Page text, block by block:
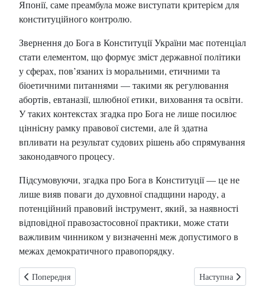
Японії, саме преамбула може виступати критерієм для
конституційного контролю.
Звернення до Бога в Конституції України має потенціал
стати елементом, що формує зміст державної політики
у сферах, пов’язаних із моральними, етичними та
біоетичними питаннями — такими як регулювання
абортів, евтаназії, шлюбної етики, виховання та освіти.
У таких контекстах згадка про Бога не лише посилює
ціннісну рамку правової системи, але й здатна
впливати на результат судових рішень або спрямування
законодавчого процесу.
Підсумовуючи, згадка про Бога в Конституції — це не
лише вияв поваги до духовної спадщини народу, а
потенційний правовий інструмент, який, за наявності
відповідної правозастосовної практики, може стати
важливим чинником у визначенні меж допустимого в
межах демократичного правопорядку.
Попередня стаття: Відділення церкви, але не релігії: українська
Попередня Наступна стаття:
Наступна